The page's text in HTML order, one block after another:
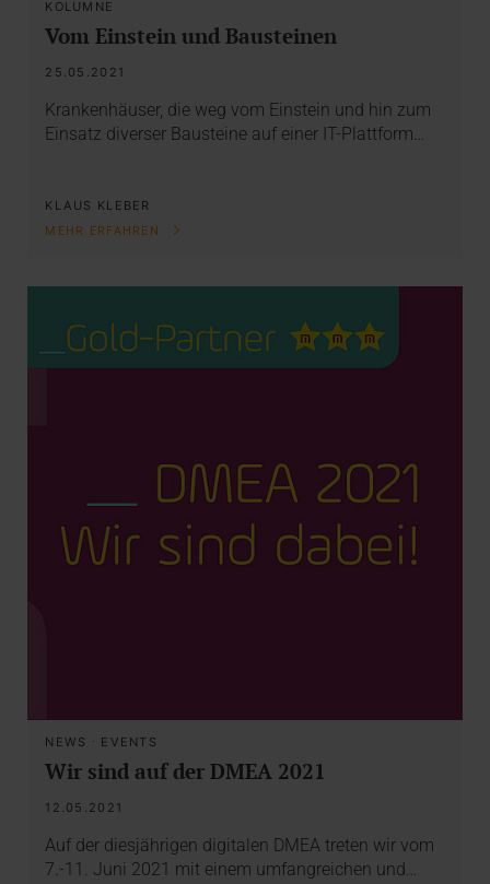
KOLUMNE
Vom Einstein und Bausteinen
25.05.2021
Krankenhäuser, die weg vom Einstein und hin zum
Einsatz diverser Bausteine auf einer IT-Plattform…
KLAUS KLEBER
MEHR ERFAHREN
NEWS · EVENTS
Wir sind auf der DMEA 2021
12.05.2021
Auf der diesjährigen digitalen DMEA treten wir vom
7.-11. Juni 2021 mit einem umfangreichen und…